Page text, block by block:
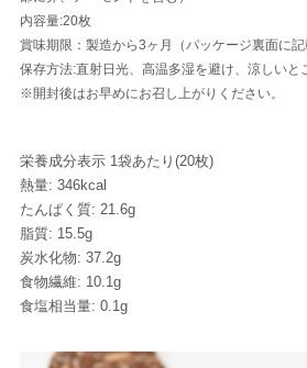
内容量:20枚
賞味期限：製造から3ヶ月（パッケージ裏面に記
保存方法:直射日光、高温多湿を避け、涼しいと
※開封後はお早めにお召し上がりください。
栄養成分表示 1袋あたり(20枚)
熱量: 346kcal
たんぱく質: 21.6g
脂質: 15.5g
炭水化物: 37.2g
食物繊維: 10.1g
食塩相当量: 0.1g